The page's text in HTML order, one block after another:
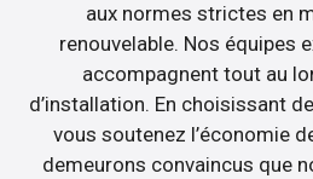
aux normes strictes en
renouvelable. Nos équipes
accompagnent tout au
d’installation. En choisissant
vous soutenez l’économie
demeurons convaincus que